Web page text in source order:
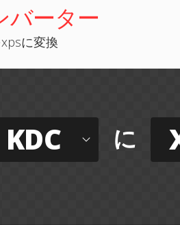
バーター
に変換
KDC に